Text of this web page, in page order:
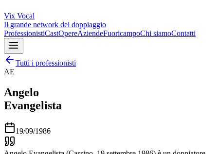
Vix Vocal
Il grande network del doppiaggio
ProfessionistiCastOpereAziendeFuoricampoChi siamoContatti
Tutti i professionisti
AE
Angelo
Evangelista
19/09/1986